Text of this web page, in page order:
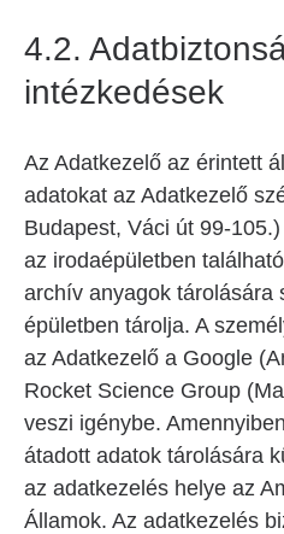
4.2.
intézkedések
Az Adatkezelő az érintett
adatokat az Adatkezelő
Budapest, Váci út 99-
az irodaépületben
archív anyagok tárolására
épületben tárolja. A
az Adatkezelő a Google
Rocket Science Group
veszi igénybe.
átadott adatok tárolására
az adatkezelés helye az
Államok. Az adatkezelés